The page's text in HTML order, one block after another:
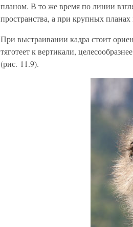
планом. В то же время по линии
пространства, а при крупных
При выстраивании кадра стоит
тяготеет к вертикали,
(рис. 11.9).